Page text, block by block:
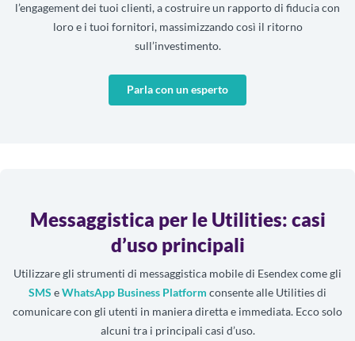
l’engagement dei tuoi clienti, a costruire un rapporto di fiducia con
loro e i tuoi fornitori, massimizzando così il ritorno
sull’investimento.
Parla con un esperto
Messaggistica per le Utilities: casi
d’uso principali
Utilizzare gli strumenti di messaggistica mobile di Esendex come gli
SMS eWhatsApp Business Platform consente alle Utilities di
comunicare con gli utenti in maniera diretta e immediata. Ecco solo
alcuni tra i principali casi d’uso.